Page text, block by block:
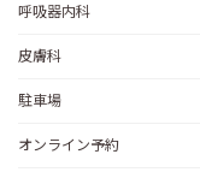
呼吸器内科
皮膚科
駐車場
オンライン予約